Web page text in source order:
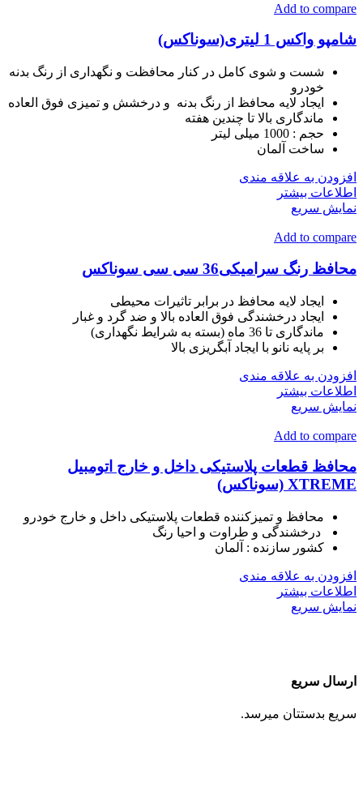
Add to compare
شامپو واکس 1 لیتری(سوناکس)
شست و شوی کامل در کنار محافظت و نگهداری از رنگ بدنه
خودرو
ایجاد لایه محافظ از رنگ بدنه و درخشش و تمیزی فوق العاده
ماندگاری بالا تا چندین هفته
حجم : 1000 میلی لیتر
ساخت آلمان
افزودن به علاقه مندی
اطلاعات بیشتر
نمایش سریع
Add to compare
محافظ رنگ سرامیکی36 سی سی سوناکس
ایجاد لایه محافظ در برابر تاثیرات محیطی
ایجاد درخشندگی فوق العاده بالا و ضد گرد و غبار
ماندگاری تا 36 ماه (بسته به شرایط نگهداری)
بر پایه نانو با ایجاد آبگریزی بالا
افزودن به علاقه مندی
اطلاعات بیشتر
نمایش سریع
Add to compare
محافظ قطعات پلاستیکی داخل و خارج اتومبیل
XTREME (سوناکس)
محافظ و تمیزکننده قطعات پلاستیکی داخل و خارج خودرو
درخشندگی و طراوت و احیا رنگ
کشور سازنده : آلمان
افزودن به علاقه مندی
اطلاعات بیشتر
نمایش سریع
ارسال سریع
سریع بدستتان میرسد.